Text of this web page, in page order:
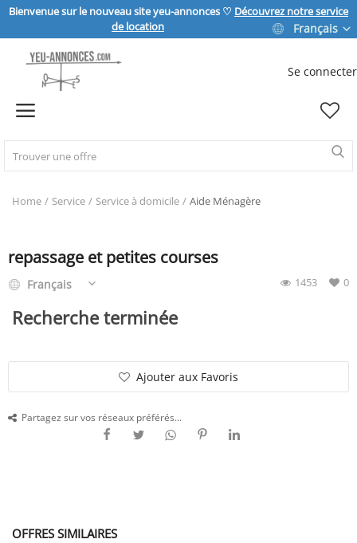
Bienvenue sur le nouveau site yeu-annonces ♡ Découvrez notre service
de location
Français
Se connecter
Home
IMMOBILIER
MAISON & JARDIN
SERVICE
Home Service Service à domicile Aide Ménagère
repassage et petites courses
0
1453
Français
Recherche terminée
Ajouter aux Favoris
Partagez sur vos réseaux préférés...
OFFRES SIMILAIRES